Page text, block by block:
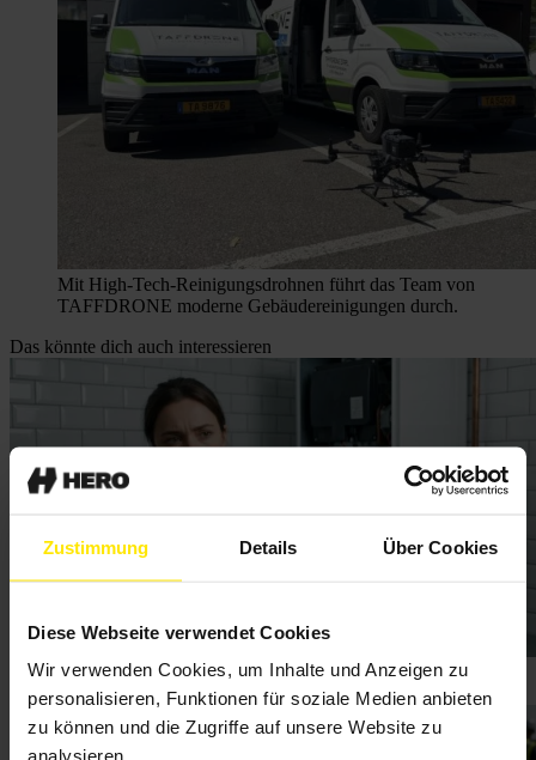
Zustimmung Details Über Cookies
Diese Webseite verwendet Cookies
Wir verwenden Cookies, um Inhalte und Anzeigen zu
personalisieren, Funktionen für soziale Medien anbieten
zu können und die Zugriffe auf unsere Website zu
analysieren.
Mit High-Tech-Reinigungsdrohnen führt das Team von
TAFFDRONE moderne Gebäudereinigungen durch.
Das könnte dich auch interessieren
Kundenservice automatisieren: Chatbot oder Voicebot?
Frank Weber | 23.06.2026